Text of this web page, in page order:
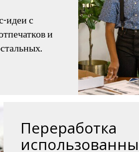
идеи с
и
Переработка